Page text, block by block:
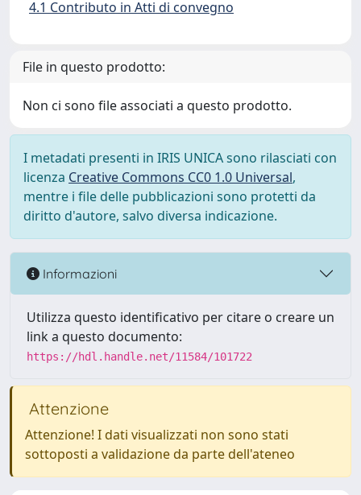
4.1 Contributo in Atti di convegno
File in questo prodotto:
Non ci sono file associati a questo prodotto.
I metadati presenti in IRIS UNICA sono rilasciati con
licenza Creative Commons CC0 1.0 Universal,
mentre i file delle pubblicazioni sono protetti da
diritto d'autore, salvo diversa indicazione.
Informazioni
Utilizza questo identificativo per citare o creare un
link a questo documento:
https://hdl.handle.net/11584/101722
Attenzione
Attenzione! I dati visualizzati non sono stati
sottoposti a validazione da parte dell'ateneo